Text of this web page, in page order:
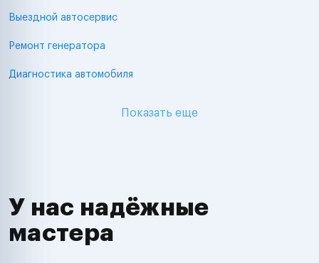
Выездной автосервис
Ремонт генератора
Диагностика автомобиля
Показать еще
У нас надёжные
мастера